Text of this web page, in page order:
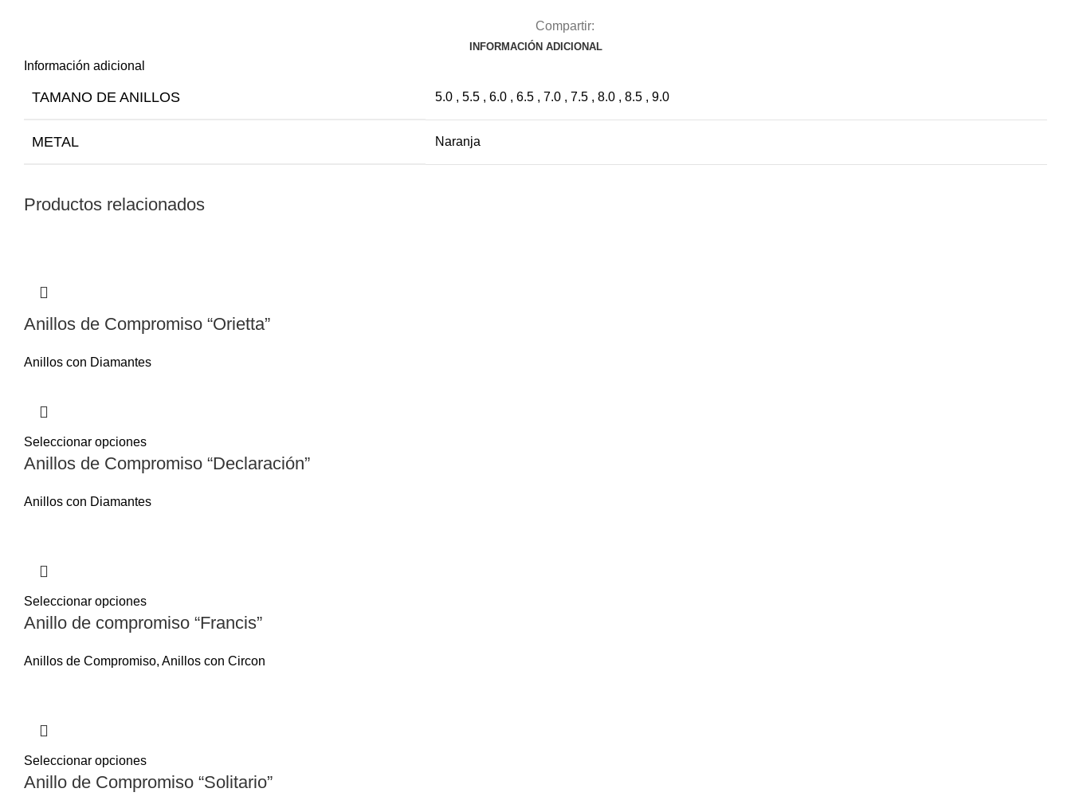
Compartir:
INFORMACIÓN ADICIONAL
Información adicional
TAMANO DE ANILLOS 5.0 , 5.5 , 6.0 , 6.5 , 7.0 , 7.5 , 8.0 , 8.5 , 9.0
METAL Naranja
Productos relacionados
Anillos de Compromiso “Orietta”
Anillos con Diamantes
Seleccionar opciones
Anillos de Compromiso “Declaración”
Anillos con Diamantes
Seleccionar opciones
Anillo de compromiso “Francis”
Anillos de Compromiso, Anillos con Circon
Seleccionar opciones
Anillo de Compromiso “Solitario”